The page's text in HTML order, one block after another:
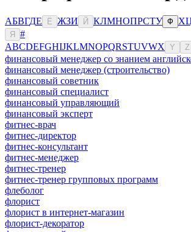
АБВГДЕ Ё ЖЗИ Й КЛМНОПРСТУ Ф Х
Я
#
ABCDEFGHIJKLMNOPQRSTUVWX Y Z
финансовый менеджер со знанием
финансовый менеджер (строительство)
финансовый советник
финансовый специалист
финансовый управляющий
финансовый эксперт
фитнес-врач
фитнес-директор
фитнес-консультант
фитнес-менеджер
фитнес-тренер
фитнес-тренер групповых программ
флеболог
флорист
флорист в интернет-магазин
флорист-декоратор